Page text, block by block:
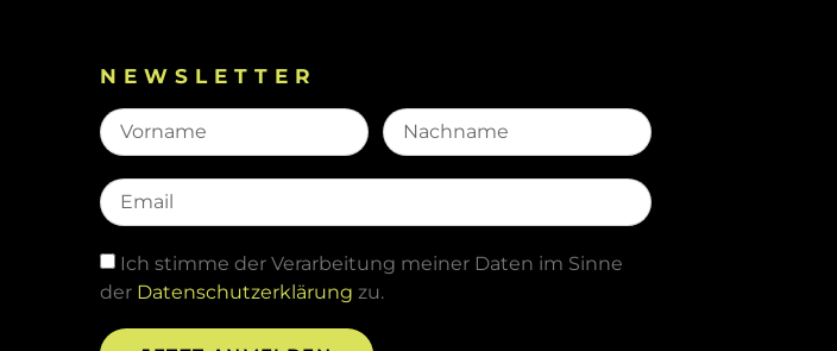
NEWSLETTER
Ich stimme der Verarbeitung meiner Daten im Sinne
der Datenschutzerklärung zu.